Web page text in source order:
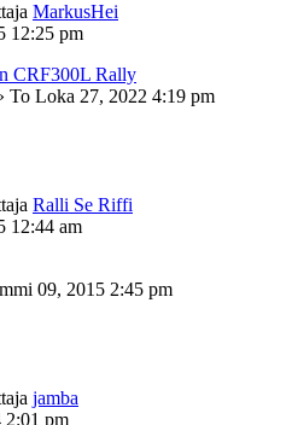
MarkusHei
12:25 pm
CRF300L Rally
To Loka 27, 2022 4:19 pm
Ralli Se Riffi
12:44 am
09, 2015 2:45 pm
jamba
2:01 pm